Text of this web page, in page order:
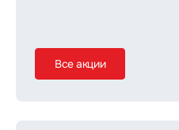
Все акции